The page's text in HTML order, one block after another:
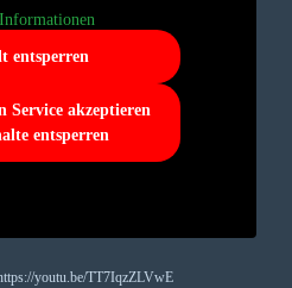
entsperren
Service akzeptieren
entsperren